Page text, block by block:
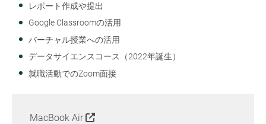
レポート作成や提出
Google Classroomの活用
バーチャル授業への活用
データサイエンスコース（2022年誕生）
就職活動でのZoom面接
MacBook Air